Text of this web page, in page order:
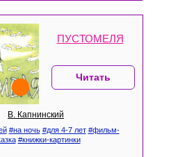
ПУСТОМЕЛЯ
В. Капнинский
Читать
#на ночь #для 4-7 лет #фильм-
#книжки-картинки